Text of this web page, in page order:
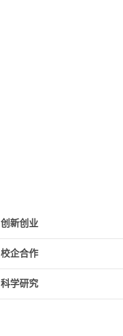
创新创业
校企合作
科学研究